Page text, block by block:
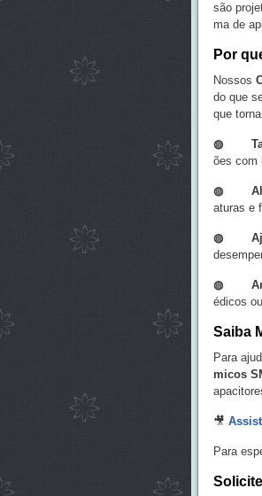
são
ma de
Por
Nossos
do que
que
◍
ões com
◍
aturas e
◍
◍
édicos
Saiba
Para
micos
🎥
Para